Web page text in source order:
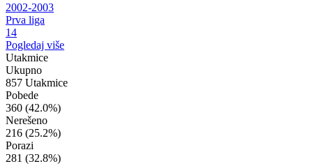
2002-2003
Prva liga
14
Pogledaj više
Utakmice
Ukupno
857 Utakmice
Pobede
360 (42.0%)
Nerešeno
216 (25.2%)
Porazi
281 (32.8%)